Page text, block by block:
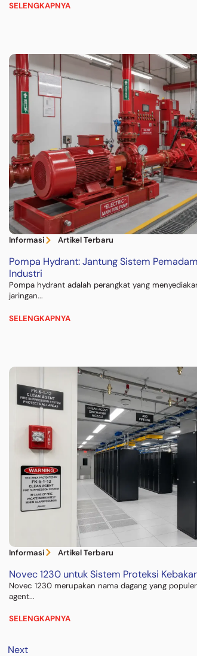
SELENGKAPNYA
Informasi Artikel Terbaru
Pompa Hydrant: Jantung Sistem
Industri
Pompa hydrant adalah perangkat yang
jaringan...
SELENGKAPNYA
Informasi Artikel Terbaru
Novec 1230 untuk Sistem Proteksi
Novec 1230 merupakan nama dagang yang
agent...
SELENGKAPNYA
Next